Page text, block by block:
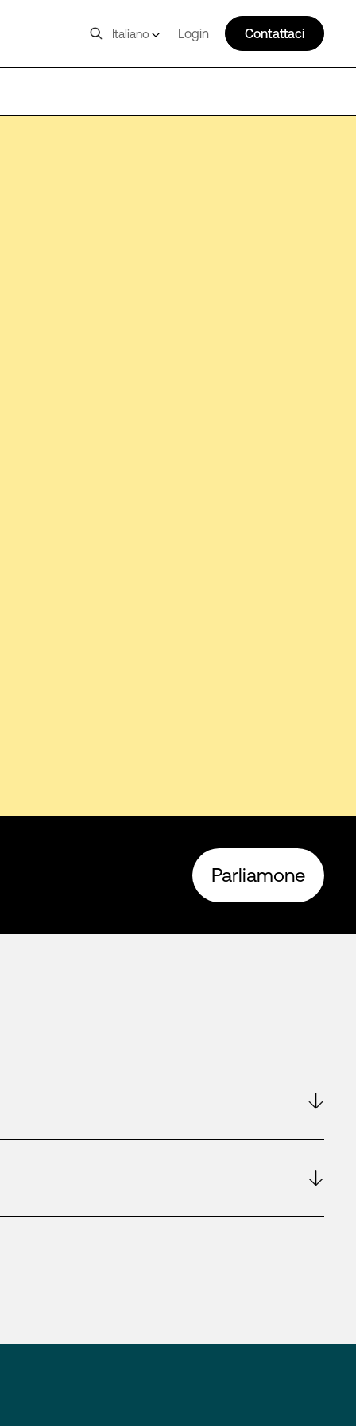
Italiano Login Contattaci
Parliamone